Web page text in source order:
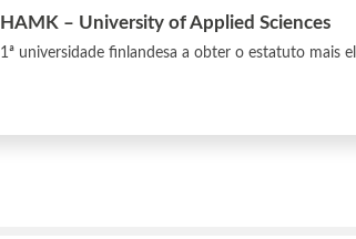
HAMK – University of Applied Sciences
1ª universidade finlandesa a obter o estatuto mais